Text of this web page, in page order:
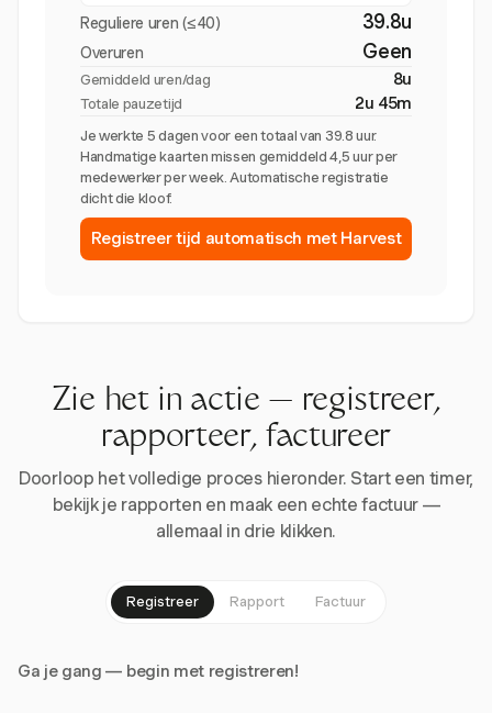
Reguliere uren (≤40) 39.8u
Overuren Geen
Gemiddeld uren/dag 8u
Totale pauzetijd 2u 45m
Je werkte 5 dagen voor een totaal van 39.8 uur.
Handmatige kaarten missen gemiddeld 4,5 uur per
medewerker per week. Automatische registratie
dicht die kloof.
Registreer tijd automatisch met Harvest
Zie het in actie — registreer,
rapporteer, factureer
Doorloop het volledige proces hieronder. Start een timer,
bekijk je rapporten en maak een echte factuur —
allemaal in drie klikken.
Registreer Rapport Factuur
Ga je gang — begin met registreren!